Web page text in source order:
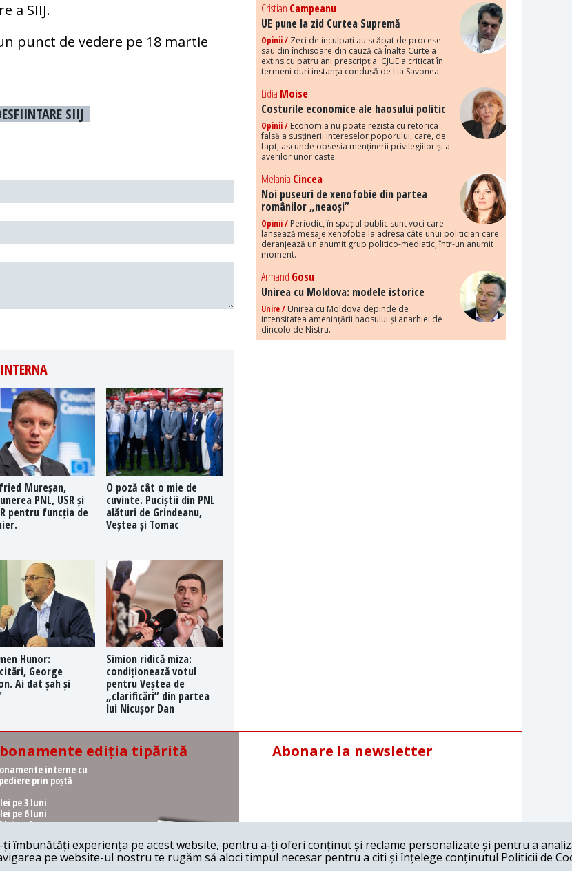
a SIIJ.
punct de vedere pe 18 martie
SIIJ
Mureșan,
PNL, USR și
pentru funcția de
O poză cât o mie de
cuvinte. Puciștii din PNL
alături de Grindeanu,
Veștea și Tomac
Hunor:
George
Ai dat șah și
Simion ridică miza:
condiționează votul
pentru Veștea de
„clarificări” din partea
lui Nicușor Dan
Cristian Campeanu
UE pune la zid Curtea Supremă
Opinii / Zeci de inculpați au scăpat de procese
sau din închisoare din cauză că Înalta Curte a
extins cu patru ani prescripția. CJUE a criticat în
termeni duri instanța condusă de Lia Savonea.
Lidia Moise
Costurile economice ale haosului politic
Opinii / Economia nu poate rezista cu retorica
falsă a susținerii intereselor poporului, care, de
fapt, ascunde obsesia menținerii privilegiilor și a
averilor unor caste.
Melania Cincea
Noi puseuri de xenofobie din partea
românilor „neaoși”
Opinii / Periodic, în spațiul public sunt voci care
lansează mesaje xenofobe la adresa câte unui politician care
deranjează un anumit grup politico-mediatic, într-un anumit
moment.
Armand Gosu
Unirea cu Moldova: modele istorice
Unire / Unirea cu Moldova depinde de
intensitatea amenințării haosului și anarhiei de
dincolo de Nistru.
ediția tipărită
interne cu
prin poștă
lei pe 3 luni
lei pe 6 luni
lei pe 1 an
interne cu
de la redacție
Abonare la newsletter
îmbunătăți experiența pe acest website, pentru a-ți oferi conținut și reclame personalizate și pentru a
pe website-ul nostru te rugăm să aloci timpul necesar pentru a citi și înțelege conținutul Politicii de